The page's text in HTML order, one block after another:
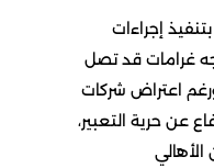
إجراءات
غرامات قد تصل
ورغم اعتراض شركات
عن حرية التعبير،